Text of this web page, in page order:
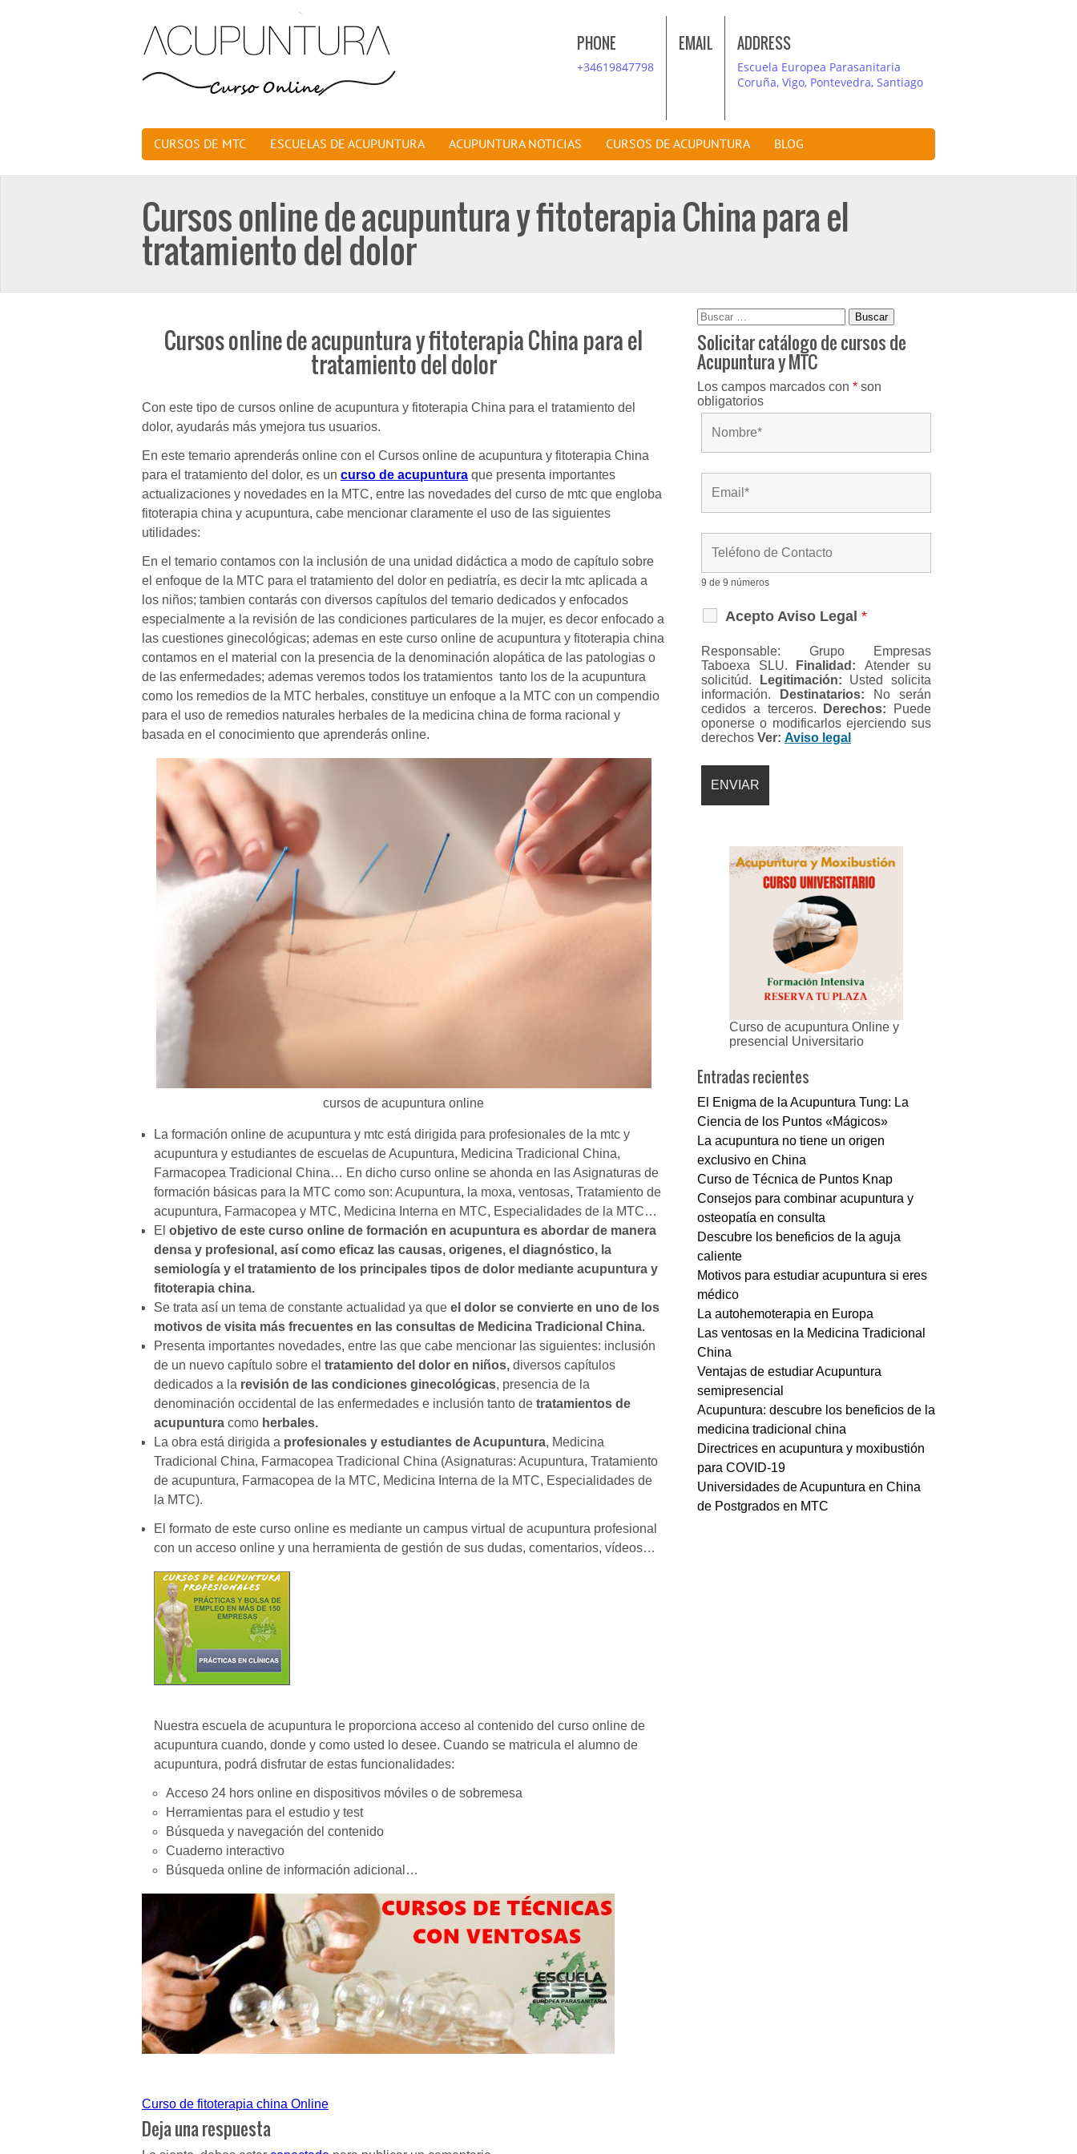
ADDRESS
Escuela Europea Parasanitaria
Coruña, Vigo, Pontevedra, Santiago
EMAIL
PHONE
+34619847798
CURSOS DE MTC ESCUELAS DE ACUPUNTURA ACUPUNTURA NOTICIAS CURSOS DE ACUPUNTURA BLOG
Cursos online de acupuntura y fitoterapia China para el
tratamiento del dolor
Cursos online de acupuntura y fitoterapia China para el
tratamiento del dolor
Con este tipo de cursos online de acupuntura y fitoterapia China para el tratamiento del
dolor, ayudarás más ymejora tus usuarios.
En este temario aprenderás online con el Cursos online de acupuntura y fitoterapia China
para el tratamiento del dolor, es un curso de acupuntura que presenta importantes
actualizaciones y novedades en la MTC, entre las novedades del curso de mtc que engloba
fitoterapia china y acupuntura, cabe mencionar claramente el uso de las siguientes
utilidades:
En el temario contamos con la inclusión de una unidad didáctica a modo de capítulo sobre
el enfoque de la MTC para el tratamiento del dolor en pediatría, es decir la mtc aplicada a
los niños; tambien contarás con diversos capítulos del temario dedicados y enfocados
especialmente a la revisión de las condiciones particulares de la mujer, es decor enfocado a
las cuestiones ginecológicas; ademas en este curso online de acupuntura y fitoterapia china
contamos en el material con la presencia de la denominación alopática de las patologias o
de las enfermedades; ademas veremos todos los tratamientos tanto los de la acupuntura
como los remedios de la MTC herbales, constituye un enfoque a la MTC con un compendio
para el uso de remedios naturales herbales de la medicina china de forma racional y
basada en el conocimiento que aprenderás online.
cursos de acupuntura online
La formación online de acupuntura y mtc está dirigida para profesionales de la mtc y
acupuntura y estudiantes de escuelas de Acupuntura, Medicina Tradicional China,
Farmacopea Tradicional China… En dicho curso online se ahonda en las Asignaturas de
formación básicas para la MTC como son: Acupuntura, la moxa, ventosas, Tratamiento de
acupuntura, Farmacopea y MTC, Medicina Interna en MTC, Especialidades de la MTC…
El objetivo de este curso online de formación en acupuntura es abordar de manera
densa y profesional, así como eficaz las causas, origenes, el diagnóstico, la
semiología y el tratamiento de los principales tipos de dolor mediante acupuntura y
fitoterapia china.
Se trata así un tema de constante actualidad ya que el dolor se convierte en uno de los
motivos de visita más frecuentes en las consultas de Medicina Tradicional China.
Presenta importantes novedades, entre las que cabe mencionar las siguientes: inclusión
de un nuevo capítulo sobre el tratamiento del dolor en niños, diversos capítulos
dedicados a la revisión de las condiciones ginecológicas, presencia de la
denominación occidental de las enfermedades e inclusión tanto de tratamientos de
acupuntura como herbales.
La obra está dirigida a profesionales y estudiantes de Acupuntura, Medicina
Tradicional China, Farmacopea Tradicional China (Asignaturas: Acupuntura, Tratamiento
de acupuntura, Farmacopea de la MTC, Medicina Interna de la MTC, Especialidades de
la MTC).
El formato de este curso online es mediante un campus virtual de acupuntura profesional
con un acceso online y una herramienta de gestión de sus dudas, comentarios, vídeos…
Nuestra escuela de acupuntura le proporciona acceso al contenido del curso online de
acupuntura cuando, donde y como usted lo desee. Cuando se matricula el alumno de
acupuntura, podrá disfrutar de estas funcionalidades:
Acceso 24 hors online en dispositivos móviles o de sobremesa
Herramientas para el estudio y test
Búsqueda y navegación del contenido
Cuaderno interactivo
Búsqueda online de información adicional…
Navegación
de
Curso de fitoterapia china Online
Deja una respuesta
Buscar:
Solicitar catálogo de cursos de
Acupuntura y MTC
Los campos marcados con * son
obligatorios
9 de 9 números
Acepto Aviso Legal *
Responsable: Grupo Empresas
Taboexa SLU.
Finalidad: Atender su
solicitúd.
Legitimación: Usted solicita
información.
Destinatarios: No serán
cedidos a terceros.
Derechos: Puede
oponerse o modificarlos ejerciendo sus
derechos Ver: Aviso legal
Curso de acupuntura Online y
presencial Universitario
Entradas recientes
El Enigma de la Acupuntura Tung: La
Ciencia de los Puntos «Mágicos»
La acupuntura no tiene un origen
exclusivo en China
Curso de Técnica de Puntos Knap
Consejos para combinar acupuntura y
osteopatía en consulta
Descubre los beneficios de la aguja
caliente
Motivos para estudiar acupuntura si eres
médico
La autohemoterapia en Europa
Las ventosas en la Medicina Tradicional
China
Ventajas de estudiar Acupuntura
semipresencial
Acupuntura: descubre los beneficios de la
medicina tradicional china
Directrices en acupuntura y moxibustión
para COVID-19
Universidades de Acupuntura en China
de Postgrados en MTC